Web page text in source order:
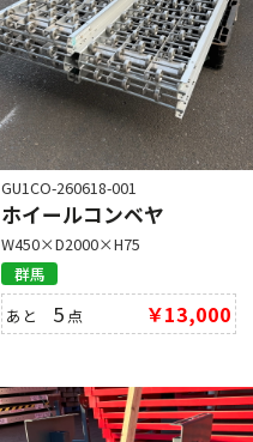
GU1CO-260618-001
ホイールコンベヤ
W450×D2000×H75
群馬
あと 5 点 ￥13,000